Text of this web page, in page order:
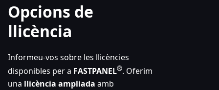
Opcions de
llicència
Informeu-vos sobre les llicències
disponibles per a FASTPANEL®. Oferim
una llicència ampliada amb